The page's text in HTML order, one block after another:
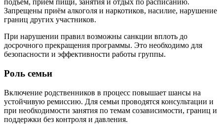
подъём, приём пищи, занятия и отдых по расписанию.
Запрещены приём алкоголя и наркотиков, насилие, нарушение
границ других участников.
При нарушении правил возможны санкции вплоть до
досрочного прекращения программы. Это необходимо для
безопасности и эффективности работы группы.
Роль семьи
Включение родственников в процесс повышает шансы на
устойчивую ремиссию. Для семьи проводятся консультации и
при необходимости занятия по темам созависимости, границ и
поддержки без контроля и давления.